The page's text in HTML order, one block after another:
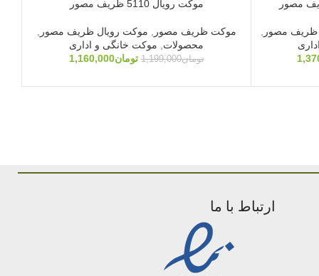
ظریف مصور
موکت رویال 5110 ظریف مصور
موکت ظریف مصور موکت رویال ظریف مصور
محصولات
موکت خانگی و اداری
تومان1,199,000 تومان1,160,000
ارتباط با ما